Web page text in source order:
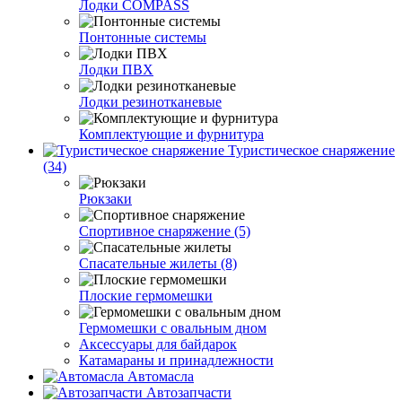
Лодки COMPASS
Понтонные системы
Лодки ПВХ
Лодки резинотканевые
Комплектующие и фурнитура
Туристическое снаряжение
(34)
Рюкзаки
Спортивное снаряжение (5)
Спасательные жилеты (8)
Плоские гермомешки
Гермомешки с овальным дном
Аксессуары для байдарок
Катамараны и принадлежности
Автомасла
Автозапчасти